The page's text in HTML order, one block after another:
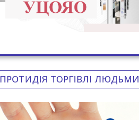
ПРОТИДІЯ ТОРГІВЛІ ЛЮДЬМИ